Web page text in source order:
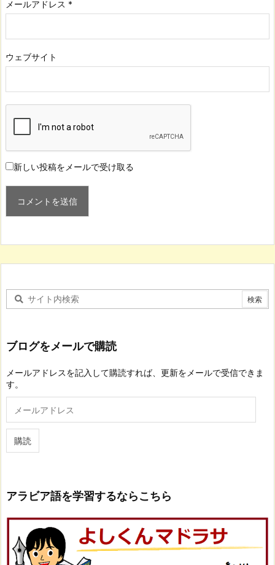
メールアドレス *
ウェブサイト
新しい投稿をメールで受け取る
ブログをメールで購読
メールアドレスを記入して購読すれば、更新をメールで受信できま
す。
ル
購読
アラビア語を学習するならこちら